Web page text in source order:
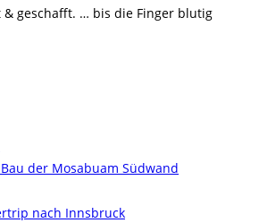
& geschafft. … bis die Finger blutig
der Mosabuam Südwand
nach Innsbruck